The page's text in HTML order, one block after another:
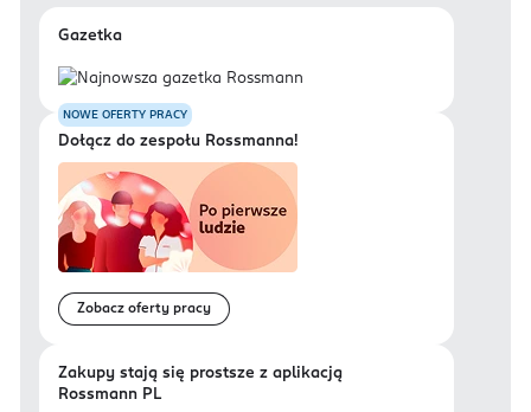
Gazetka
NOWE OFERTY PRACY
Dołącz do zespołu Rossmanna!
Zobacz oferty pracy
Zakupy stają się prostsze z aplikacją
Rossmann PL